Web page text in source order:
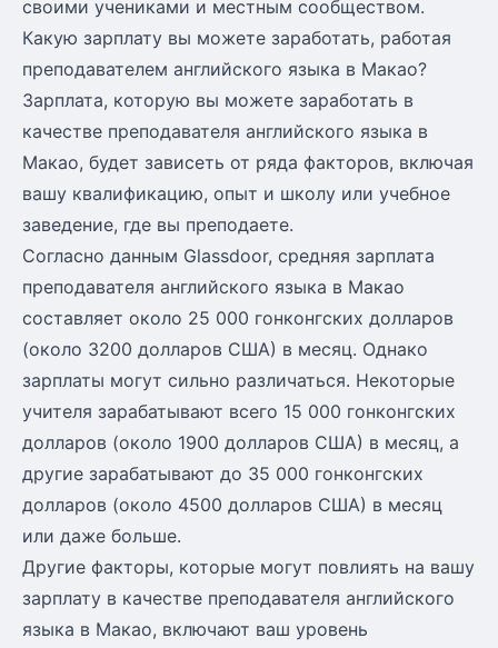
своими учениками и местным сообществом.
Какую зарплату вы можете заработать, работая
преподавателем английского языка в Макао?
Зарплата, которую вы можете заработать в
качестве преподавателя английского языка в
Макао, будет зависеть от ряда факторов, включая
вашу квалификацию, опыт и школу или учебное
заведение, где вы преподаете.
Согласно данным Glassdoor, средняя зарплата
преподавателя английского языка в Макао
составляет около 25 000 гонконгских долларов
(около 3200 долларов США) в месяц. Однако
зарплаты могут сильно различаться. Некоторые
учителя зарабатывают всего 15 000 гонконгских
долларов (около 1900 долларов США) в месяц, а
другие зарабатывают до 35 000 гонконгских
долларов (около 4500 долларов США) в месяц
или даже больше.
Другие факторы, которые могут повлиять на вашу
зарплату в качестве преподавателя английского
языка в Макао, включают ваш уровень